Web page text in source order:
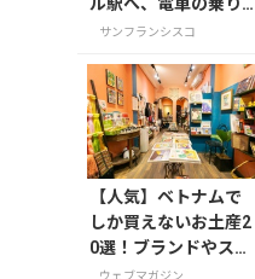
ル駅へ、電車の乗り
方・切符の買い方
サンフランシスコ
【人気】ベトナムで
しか買えないお土産2
0選！ブランドやスー
パーのお菓子や雑貨